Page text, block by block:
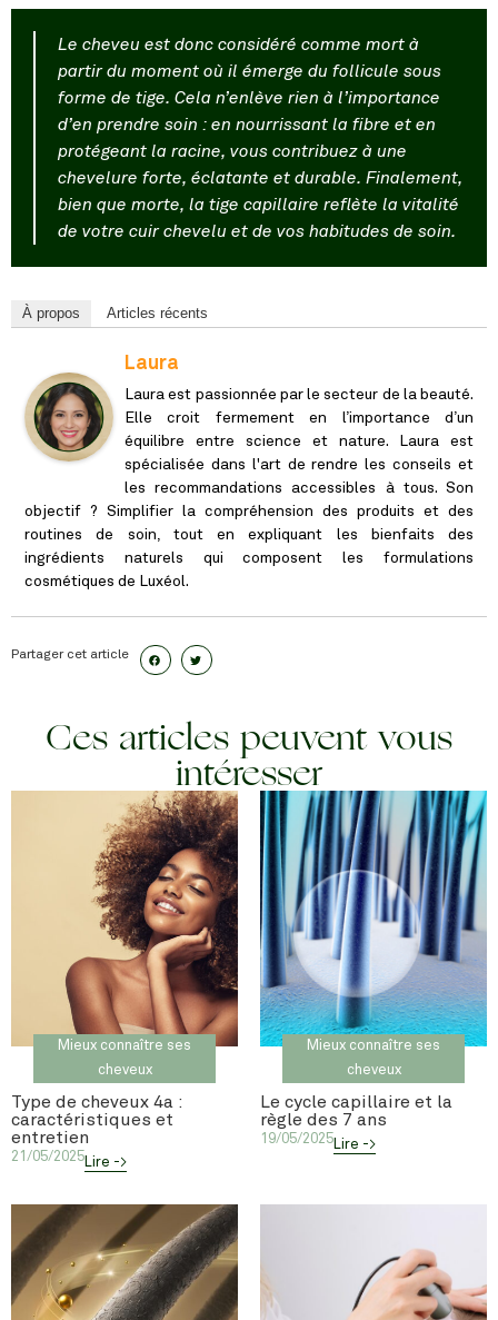
Le cheveu est donc considéré comme mort à
partir du moment où il émerge du follicule sous
forme de tige. Cela n’enlève rien à l’importance
d’en prendre soin : en nourrissant la fibre et en
protégeant la racine, vous contribuez à une
chevelure forte, éclatante et durable. Finalement,
bien que morte, la tige capillaire reflète la vitalité
de votre cuir chevelu et de vos habitudes de soin.
À propos Articles récents
Laura
Laura est passionnée par le secteur de la beauté.
Elle croit fermement en l’importance d’un
équilibre entre science et nature. Laura est
spécialisée dans l'art de rendre les conseils et
les recommandations accessibles à tous. Son
objectif ? Simplifier la compréhension des produits et des
routines de soin, tout en expliquant les bienfaits des
ingrédients naturels qui composent les formulations
cosmétiques de Luxéol.
Partager cet article
Ces articles peuvent vous
intéresser
Mieux connaître ses
cheveux
Type de cheveux 4a :
caractéristiques et
entretien
21/05/2025Lire ->
Mieux connaître ses
cheveux
Le cycle capillaire et la
règle des 7 ans
19/05/2025Lire ->